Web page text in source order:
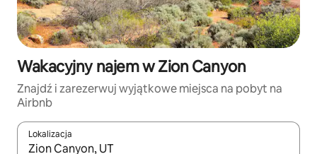
Wakacyjny najem w Zion Canyon
Znajdź i zarezerwuj wyjątkowe miejsca na pobyt na
Airbnb
Lokalizacja
Gdy wyniki będą dostępne, możesz poruszać się po nich za